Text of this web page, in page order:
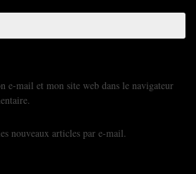
e-mail et mon site web dans le navigateur
nouveaux articles par e-mail.